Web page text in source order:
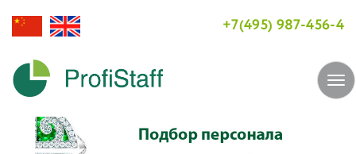
+7(495) 987-456-4